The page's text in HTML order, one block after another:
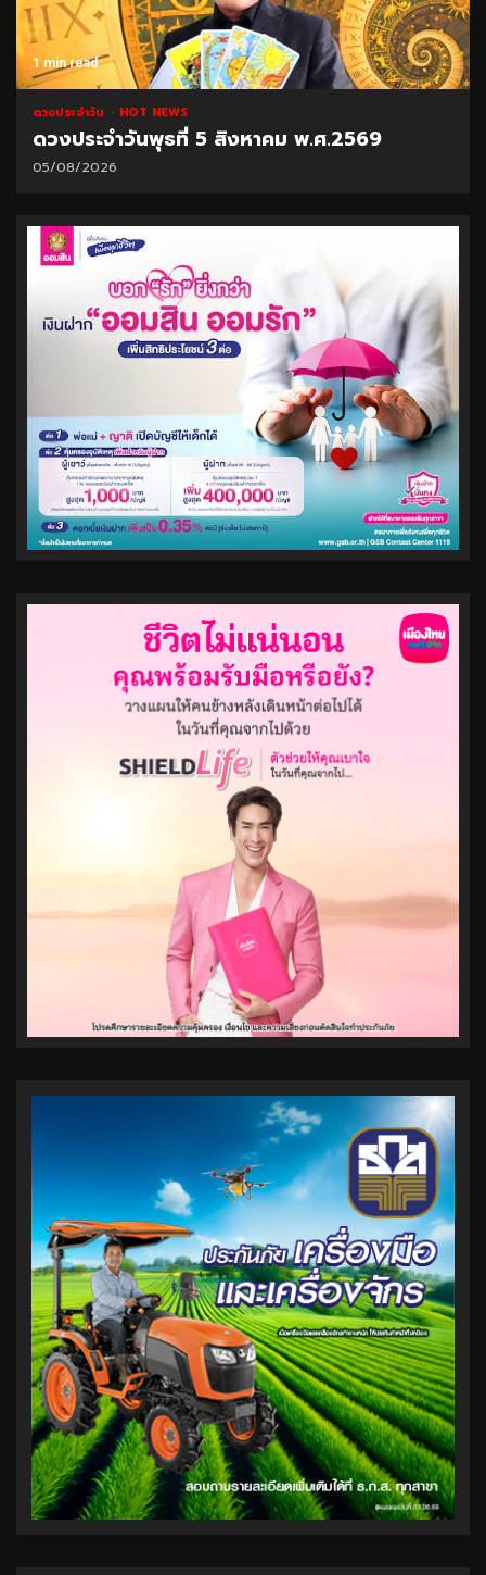
1 min read
ดวงประจำวัน HOT NEWS
ดวงประจำวันพุธที่ 5 สิงหาคม พ.ศ.2569
05/08/2026